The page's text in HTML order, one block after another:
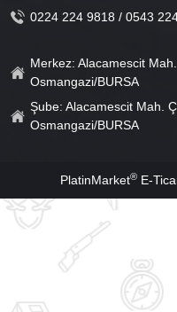
0224 224 9818 / 0543
Merkez: Alacamescit
Osmangazi/BURSA
Şube: Alacamescit Mah.
Osmangazi/BURSA
PlatinMarket®E-